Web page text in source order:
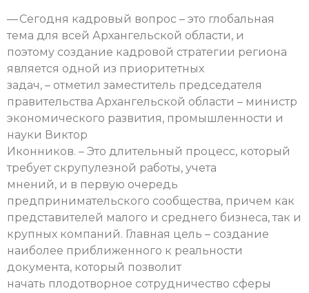
— Сегодня кадровый вопрос – это глобальная
тема для всей Архангельской области, и
поэтому создание кадровой стратегии региона
является одной из приоритетных
задач, – отметил заместитель председателя
правительства Архангельской области – министр
экономического развития, промышленности и
науки Виктор
Иконников. – Это длительный процесс, который
требует скрупулезной работы, учета
мнений, и в первую очередь
предпринимательского сообщества, причем как
представителей малого и среднего бизнеса, так и
крупных компаний. Главная цель – создание
наиболее приближенного к реальности
документа, который позволит
начать плодотворное сотрудничество сферы